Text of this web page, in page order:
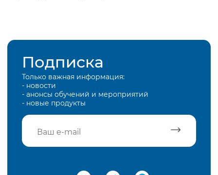
Подписка
Только важная информация:
- новости
- анонсы обучений и мероприятий
- новые продукты